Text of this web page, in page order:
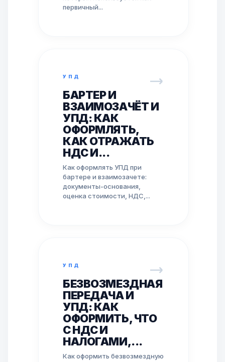
первичный...
УПД
БАРТЕР И
ВЗАИМОЗАЧЁТ И
УПД: КАК
ОФОРМЛЯТЬ,
КАК ОТРАЖАТЬ
НДС И...
Как оформлять УПД при
бартере и взаимозачете:
документы-основания,
оценка стоимости, НДС,...
УПД
БЕЗВОЗМЕЗДНАЯ
ПЕРЕДАЧА И
УПД: КАК
ОФОРМИТЬ, ЧТО
С НДС И
НАЛОГАМИ,...
Как оформить безвозмездную